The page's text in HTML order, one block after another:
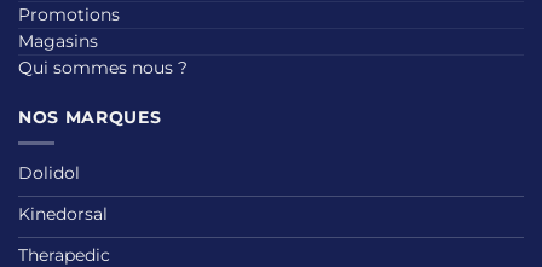
Promotions
Magasins
Qui sommes nous ?
NOS MARQUES
Dolidol
Kinedorsal
Therapedic